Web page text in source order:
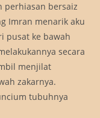
perhiasan bersaiz
Imran menarik aku
pusat ke bawah
secara
menjilat
zakarnya.
tubuhnya